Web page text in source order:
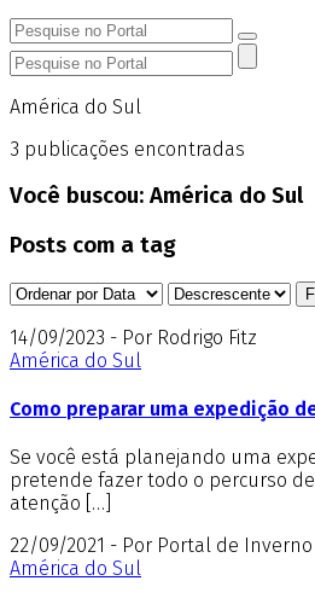
América do Sul
3 publicações encontradas
Você buscou: América do Sul
Posts com a tag
14/09/2023 - Por Rodrigo Fitz
América do Sul
Como preparar uma expedição
Se você está planejando uma
pretende fazer todo o percurso
atenção […]
22/09/2021 - Por Portal de Inverno
América do Sul